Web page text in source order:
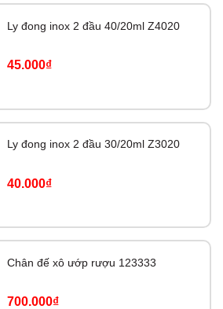
Ly đong inox 2 đầu 40/20ml Z4020
45.000₫
Ly đong inox 2 đầu 30/20ml Z3020
40.000₫
Chân đế xô ướp rượu 123333
700.000₫